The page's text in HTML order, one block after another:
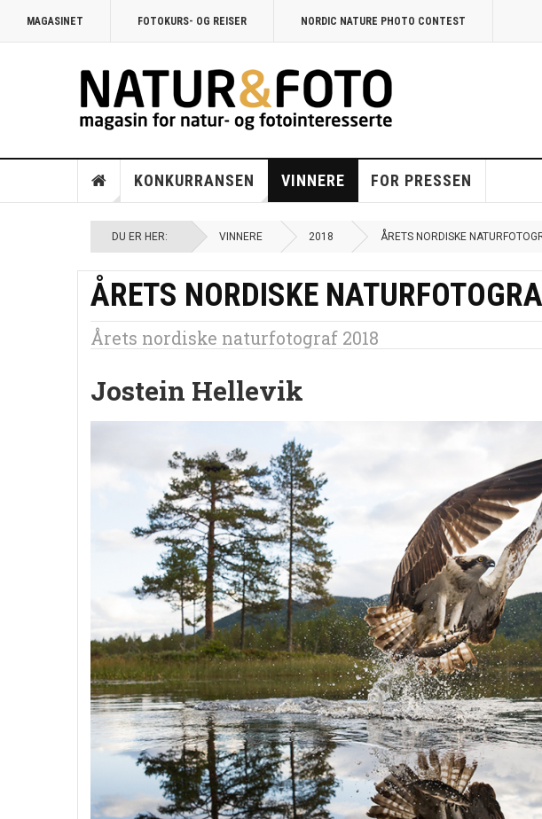
MAGASINET FOTOKURS- OG REISER NORDIC NATURE PHOTO CONTEST
KONKURRANSEN VINNERE FOR PRESSEN
DU ER HER: VINNERE 2018 ÅRETS NORDISKE
ÅRETS NORDISKE
Årets nordiske naturfotograf 2018
Jostein Hellevik